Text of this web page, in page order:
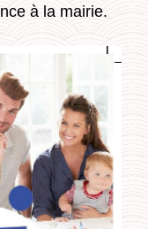
à la mairie.